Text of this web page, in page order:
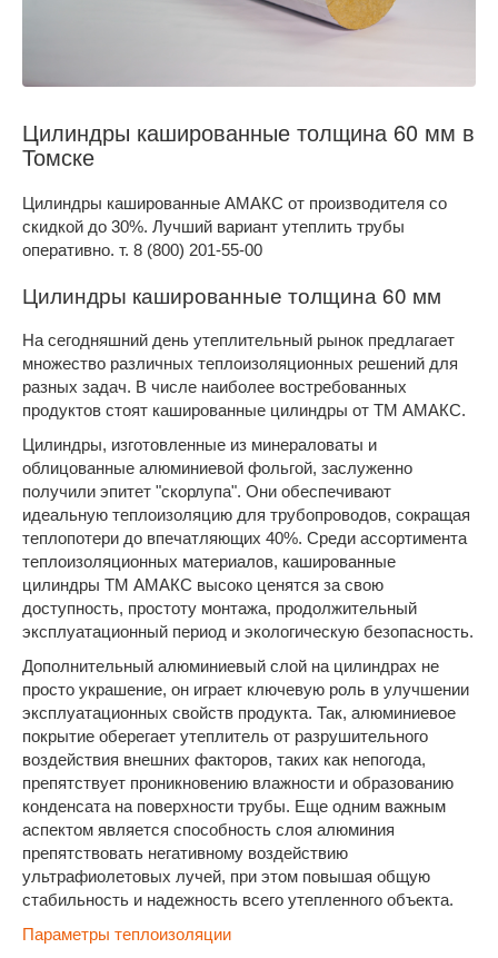
Цилиндры кашированные толщина 60 мм в
Томске
Цилиндры кашированные АМАКС от производителя со
скидкой до 30%. Лучший вариант утеплить трубы
оперативно. т. 8 (800) 201-55-00
Цилиндры кашированные толщина 60 мм
На сегодняшний день утеплительный рынок предлагает
множество различных теплоизоляционных решений для
разных задач. В числе наиболее востребованных
продуктов стоят кашированные цилиндры от ТМ АМАКС.
Цилиндры, изготовленные из минераловаты и
облицованные алюминиевой фольгой, заслуженно
получили эпитет "скорлупа". Они обеспечивают
идеальную теплоизоляцию для трубопроводов, сокращая
теплопотери до впечатляющих 40%. Среди ассортимента
теплоизоляционных материалов, кашированные
цилиндры ТМ АМАКС высоко ценятся за свою
доступность, простоту монтажа, продолжительный
эксплуатационный период и экологическую безопасность.
Дополнительный алюминиевый слой на цилиндрах не
просто украшение, он играет ключевую роль в улучшении
эксплуатационных свойств продукта. Так, алюминиевое
покрытие оберегает утеплитель от разрушительного
воздействия внешних факторов, таких как непогода,
препятствует проникновению влажности и образованию
конденсата на поверхности трубы. Еще одним важным
аспектом является способность слоя алюминия
препятствовать негативному воздействию
ультрафиолетовых лучей, при этом повышая общую
стабильность и надежность всего утепленного объекта.
Параметры теплоизоляции